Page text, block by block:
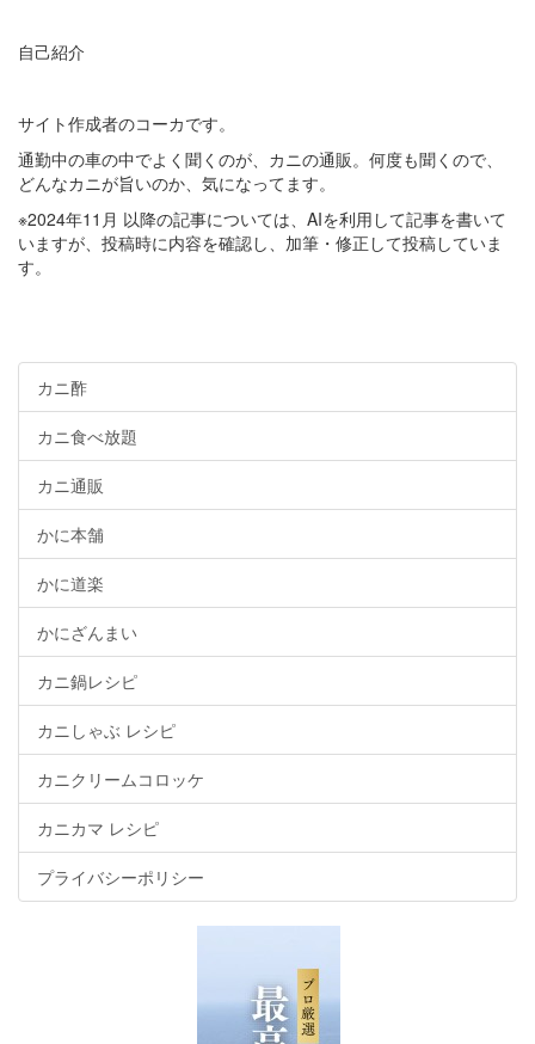
自己紹介
サイト作成者のコーカです。
通勤中の車の中でよく聞くのが、カニの通販。何度も聞くので、
どんなカニが旨いのか、気になってます。
※2024年11月 以降の記事については、AIを利用して記事を書いて
いますが、投稿時に内容を確認し、加筆・修正して投稿していま
す。
カニ酢
カニ食べ放題
カニ通販
かに本舗
かに道楽
かにざんまい
カニ鍋レシピ
カニしゃぶ レシピ
カニクリームコロッケ
カニカマ レシピ
プライバシーポリシー